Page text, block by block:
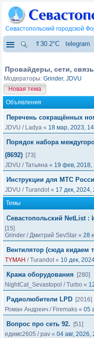
Севастопольский городской
⇑30.2°C telegram
Провайдеры, сети, связь
Модераторы: Grinder, JDVU
Новая тема
Объявления
Перечень сокращённых
JDVU / Ladya « 18 мар, 2023,
Порядок набора
(8692) [73]
JDVU /Татьяна « 19 фев, 2018,
Инструкции для МТС
JDVU /Turandot« 17 дек, 2024,
Темы
Севастопольский NetList :
[15]
Grinder /Дмитрий SevStar « 28
Вентилятор (сюда кидаем
TYMAH /Turandot« 10 дек,
Кража оборудования
[280]
NightCat_Sevastopol /Turbo «
Радиолюбители LPD [2016]
Роман Андреич / Firemaks « 05
Вопрос про сеть 92.
[51]
едимс2605 /pav « 04 авг, 2026,